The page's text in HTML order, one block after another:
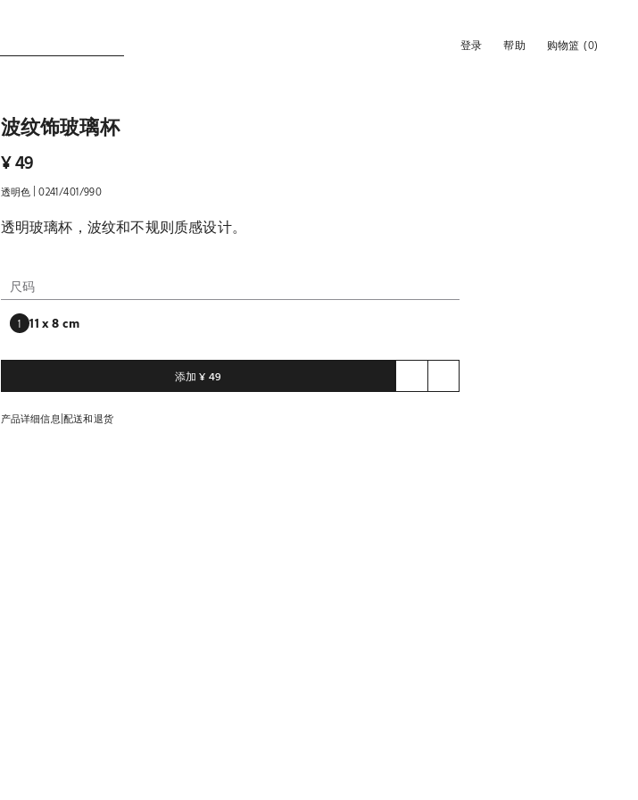
登录 帮助 购物篮 (0)
波纹饰玻璃杯
¥ 49
透明色 | 0241/401/990
透明玻璃杯，波纹和不规则质感设计。
尺码
8 x 11 x 8 cm
请输入购买数量
数量更新为 1 单位
添加¥ 49
产品详细信息 |配送和退货